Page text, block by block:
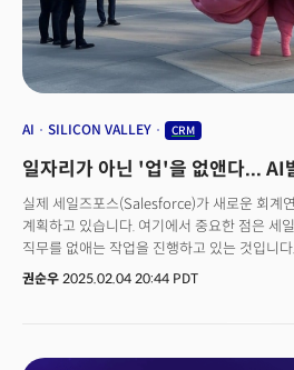
AI SILICON VALLEY CRM
일자리가 아닌 '업'을 없앤다... AI
실제 세일즈포스(Salesforce)가 새로운 회계
계획하고 있습니다. 여기에서 중요한 점은 세
직무를 없애는 작업을 진행하고 있는 것입니
관계자를 인용해 세일즈포스가 연초부터
세일즈포스 CEO는 "올해는 더이상 엔지니어
권순우 2025.02.04 20:44 PDT